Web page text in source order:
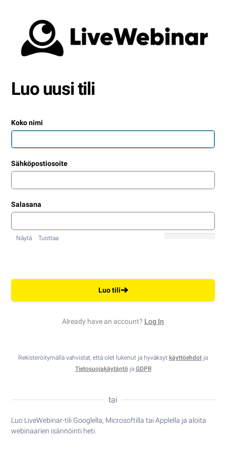
Luo uusi tili
Koko nimi
Sähköpostiosoite
Salasana
Näytä Tuottaa
Luo tili➔
Already have an account? Log In
Rekisteröitymällä vahvistat, että olet lukenut ja hyväksyt käyttöehdot ja
Tietosuojakäytäntöja GDPR
tai
Luo LiveWebinar-tili Googlella, Microsoftilla tai Applella ja aloita
webinaarien isännöinti heti.